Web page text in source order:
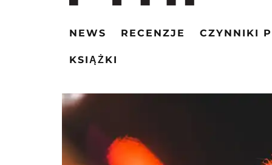
NEWS RECENZJE CZYNNIKI
KSIĄŻKI